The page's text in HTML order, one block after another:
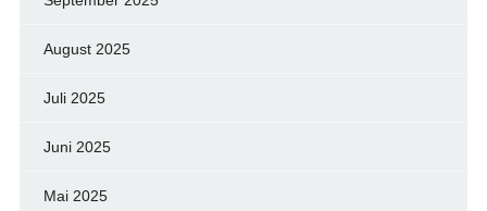
August 2025
Juli 2025
Juni 2025
Mai 2025